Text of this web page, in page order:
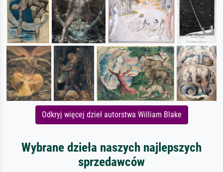
Odkryj więcej dzieł autorstwa William Blake
Wybrane dzieła naszych najlepszych
sprzedawców